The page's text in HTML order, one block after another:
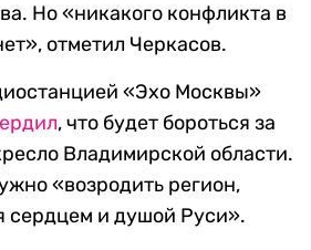
Но «никакого конфликта в
отметил Черкасов.
«Эхо Москвы»
, что будет бороться за
Владимирской области.
«возродить регион,
сердцем и душой Руси».